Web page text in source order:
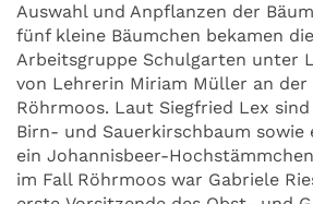
Auswahl und Anpflanzen der
fünf kleine Bäumchen bekamen
Arbeitsgruppe Schulgarten unter
von Lehrerin Miriam Müller an der
Röhrmoos. Laut Siegfried Lex
Birn- und Sauerkirschbaum sowie
ein Johannisbeer-
im Fall Röhrmoos war Gabriele